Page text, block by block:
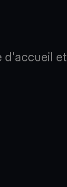
d'accueil et